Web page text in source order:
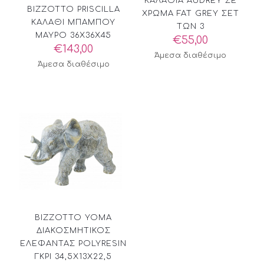
BIZZOTTO PRISCILLA
ΚΑΛΑΘΙ ΜΠΑΜΠΟΥ
ΜΑΥΡΟ 36X36X45
€143,00
Άμεσα διαθέσιμο
ΧΡΩΜΑ FAT GREY ΣΕΤ
ΤΩΝ 3
€55,00
Άμεσα διαθέσιμο
BIZZOTTO YOMA
ΔΙΑΚΟΣΜΗΤΙΚΟΣ
ΕΛΕΦΑΝΤΑΣ POLYRESIN
ΓΚΡΙ 34,5X13X22,5